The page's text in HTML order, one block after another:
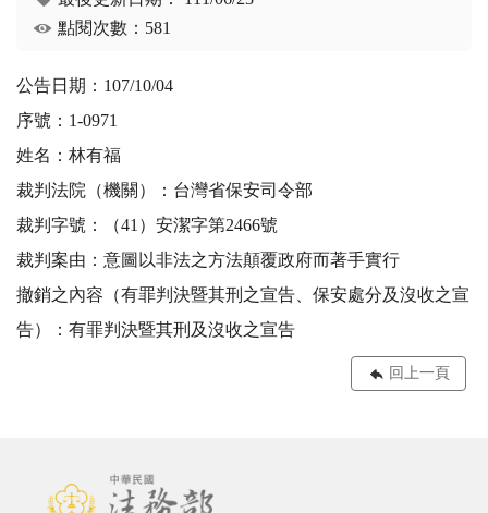
點閱次數：581
公告日期：107/10/04
序號：1-0971
姓名：林有福
裁判法院（機關）：台灣省保安司令部
裁判字號：（41）安潔字第2466號
裁判案由：意圖以非法之方法顛覆政府而著手實行
撤銷之內容（有罪判決暨其刑之宣告、保安處分及沒收之宣
告）：有罪判決暨其刑及沒收之宣告
回上一頁